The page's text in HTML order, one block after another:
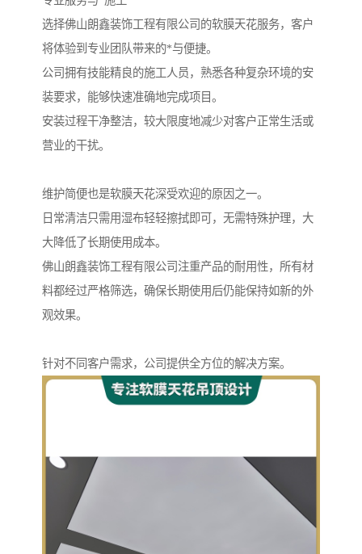
选择佛山朗鑫装饰工程有限公司的软膜天花服务，客户
将体验到专业团队带来的*与便捷。
公司拥有技能精良的施工人员，熟悉各种复杂环境的安
装要求，能够快速准确地完成项目。
安装过程干净整洁，较大限度地减少对客户正常生活或
营业的干扰。
维护简便也是软膜天花深受欢迎的原因之一。
日常清洁只需用湿布轻轻擦拭即可，无需特殊护理，大
大降低了长期使用成本。
佛山朗鑫装饰工程有限公司注重产品的耐用性，所有材
料都经过严格筛选，确保长期使用后仍能保持如新的外
观效果。
针对不同客户需求，公司提供全方位的解决方案。